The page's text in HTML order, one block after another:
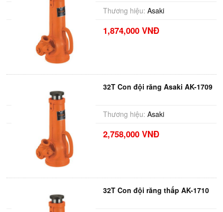
Thương hiệu: Asaki
1,874,000 VNĐ
32T Con đội răng Asaki AK-1709
Thương hiệu: Asaki
2,758,000 VNĐ
32T Con đội răng thấp AK-1710